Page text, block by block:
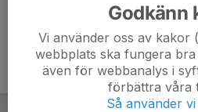
Godkänn
Vi använder oss av kakor
webbplats ska fungera
även för webbanalys i
förbättra våra
Så använder